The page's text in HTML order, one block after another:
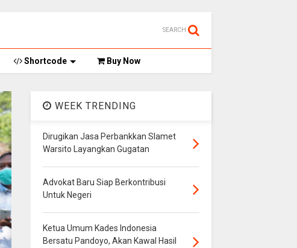
SEARCH
Shortcode Buy Now
WEEK TRENDING
Dirugikan Jasa Perbankkan Slamet
Warsito Layangkan Gugatan
Advokat Baru Siap Berkontribusi
Untuk Negeri
Ketua Umum Kades Indonesia
Bersatu Pandoyo, Akan Kawal Hasil